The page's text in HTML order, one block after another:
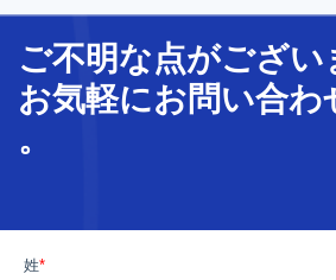
ご不明な点がござい
お気軽にお問い合わ
。